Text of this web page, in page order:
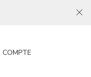
COMPTE